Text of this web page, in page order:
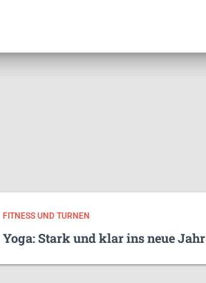
FITNESS UND TURNEN
Yoga: Stark und klar ins neue Jahr